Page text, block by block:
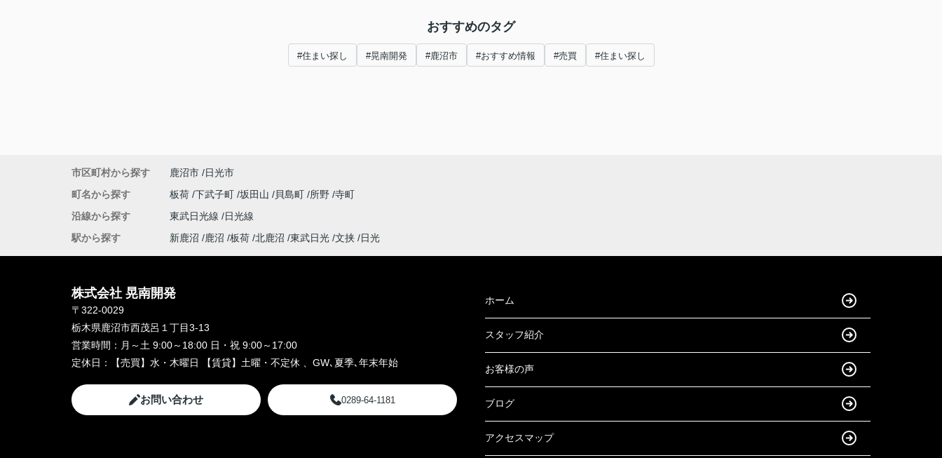
おすすめのタグ
#住まい探し #晃南開発 #鹿沼市 #おすすめ情報 #売買 #住まい探し
市区町村から探す 鹿沼市
日光市
町名から探す
板荷 下武子町 坂田山 貝島町 所野 寺町
沿線から探す
東武日光線
日光線
駅から探す
新鹿沼 鹿沼 板荷 北鹿沼 東武日光 文挟 日光
株式会社 晃南開発
〒322-0029
栃木県鹿沼市西茂呂１丁目3-13
営業時間： 月～土 9:00～18:00 日・祝 9:00～17:00
定休日：
【売買】水・木曜日 【賃貸】土曜・不定休 、GW､夏季､年末年始
お問い合わせ 0289-64-1181
ホーム
スタッフ紹介
お客様の声
ブログ
アクセスマップ